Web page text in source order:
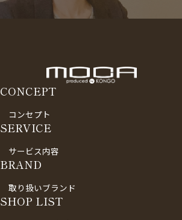
CONCEPT
コンセプト
SERVICE
サービス内容
BRAND
取り扱いブランド
SHOP LIST